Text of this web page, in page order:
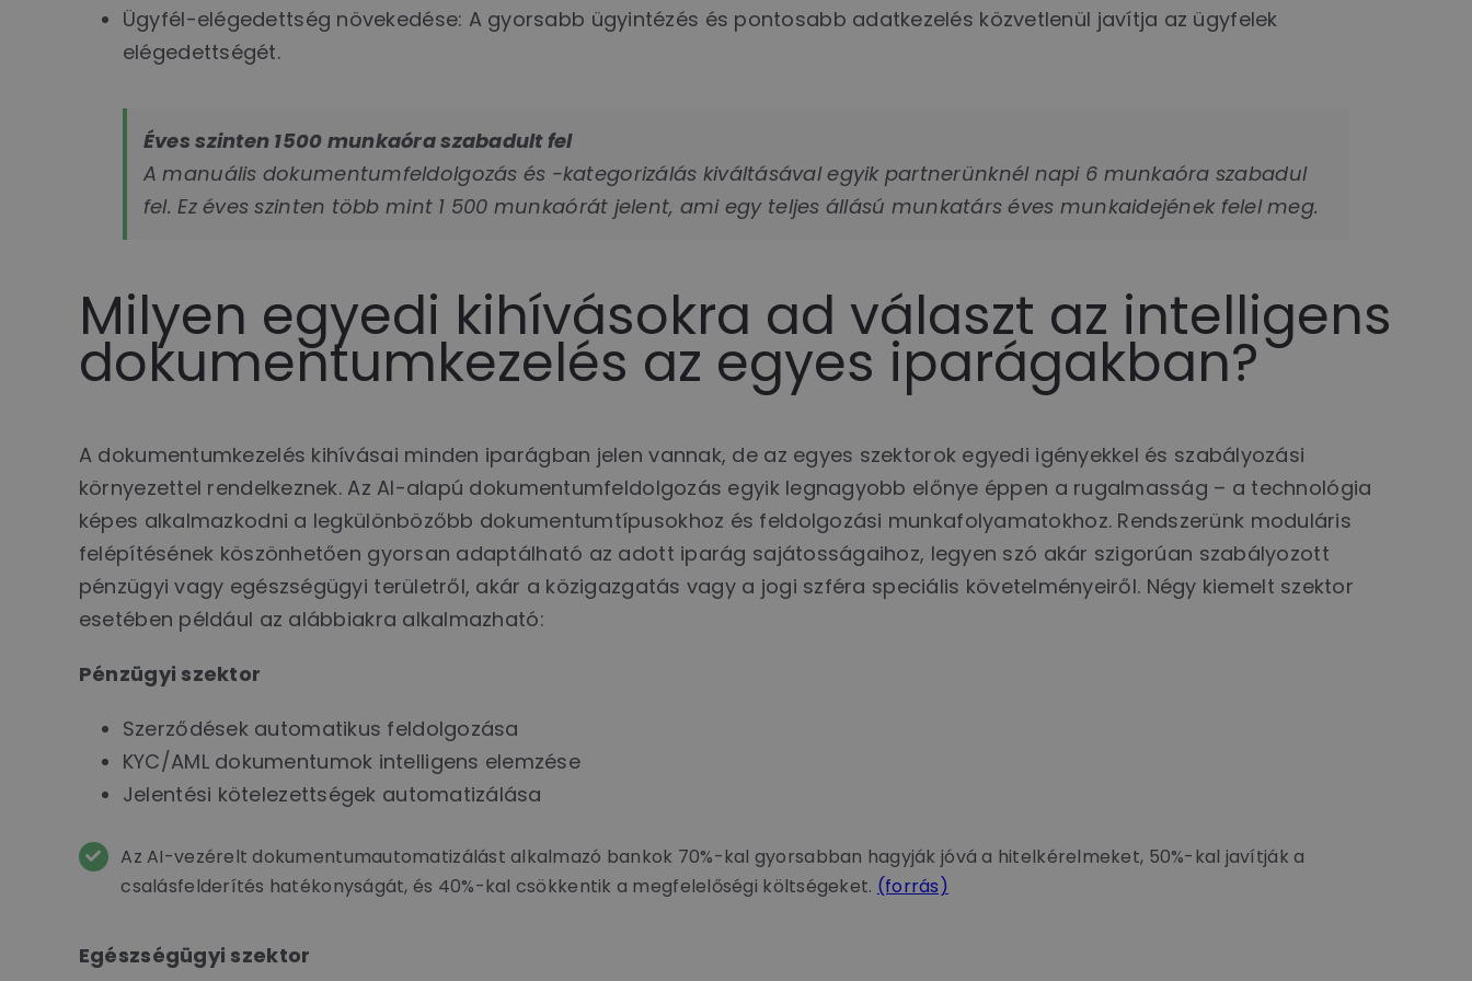
Ügyfél-elégedettség növekedése: A gyorsabb ügyintézés és pontosabb adatkezelés közvetlenül javítja az ügyfelek
elégedettségét.
Éves szinten 1500 munkaóra szabadult fel
A manuális dokumentumfeldolgozás és -kategorizálás kiváltásával egyik partnerünknél napi 6 munkaóra szabadul
fel. Ez éves szinten több mint 1 500 munkaórát jelent, ami egy teljes állású munkatárs éves munkaidejének felel meg.
Milyen egyedi kihívásokra ad választ az intelligens
dokumentumkezelés az egyes iparágakban?
A dokumentumkezelés kihívásai minden iparágban jelen vannak, de az egyes szektorok egyedi igényekkel és szabályozási
környezettel rendelkeznek. Az AI-alapú dokumentumfeldolgozás egyik legnagyobb előnye éppen a rugalmasság – a technológia
képes alkalmazkodni a legkülönbözőbb dokumentumtípusokhoz és feldolgozási munkafolyamatokhoz. Rendszerünk moduláris
felépítésének köszönhetően gyorsan adaptálható az adott iparág sajátosságaihoz, legyen szó akár szigorúan szabályozott
pénzügyi vagy egészségügyi területről, akár a közigazgatás vagy a jogi szféra speciális követelményeiről. Négy kiemelt szektor
esetében például az alábbiakra alkalmazható:
Pénzügyi szektor
Szerződések automatikus feldolgozása
KYC/AML dokumentumok intelligens elemzése
Jelentési kötelezettségek automatizálása
Az AI-vezérelt dokumentumautomatizálást alkalmazó bankok 70%-kal gyorsabban hagyják jóvá a hitelkérelmeket, 50%-kal javítják a
csalásfelderítés hatékonyságát, és 40%-kal csökkentik a megfelelőségi költségeket. (forrás)
Egészségügyi szektor